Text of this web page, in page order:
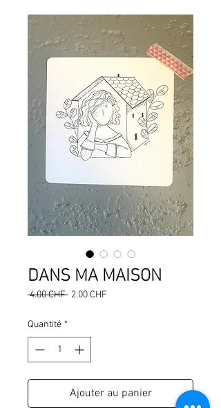
DANS MA MAISON
4.00 CHF Prix
2.00 CHF
Quantité *
Ajouter au panier